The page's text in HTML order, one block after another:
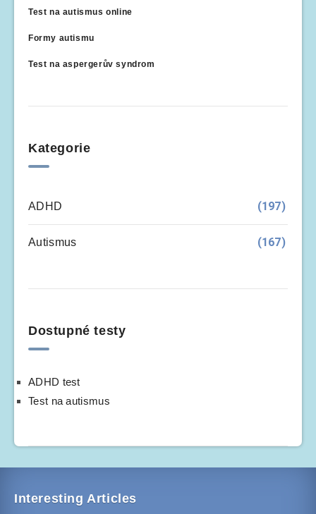
Test na autismus online
Formy autismu
Test na aspergerův syndrom
Kategorie
ADHD (197)
Autismus (167)
Dostupné testy
ADHD test
Test na autismus
Interesting Articles